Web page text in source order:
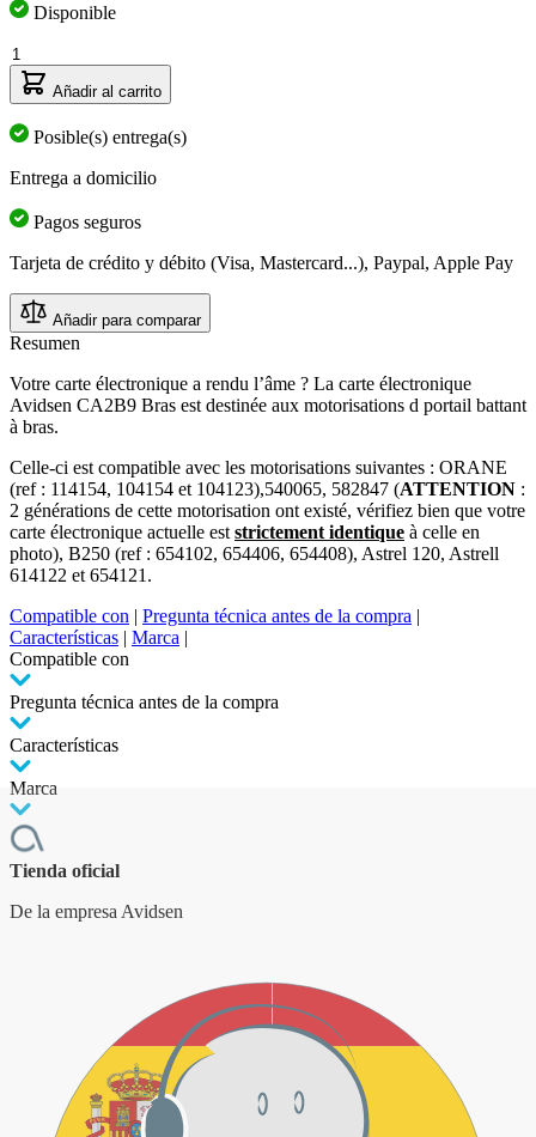
Disponible
Cantidad
Añadir al carrito
Posible(s) entrega(s)
Entrega a domicilio
Pagos seguros
Tarjeta de crédito y débito (Visa, Mastercard...), Paypal, Apple Pay
Añadir para comparar
Resumen
Votre carte électronique a rendu l’âme ? La carte électronique
Avidsen CA2B9 Bras est destinée aux motorisations d portail battant
à bras.
Celle-ci est compatible avec les motorisations suivantes : ORANE
(ref : 114154, 104154 et 104123),540065, 582847 (ATTENTION :
2 générations de cette motorisation ont existé, vérifiez bien que votre
carte électronique actuelle est strictement identique à celle en
photo), B250 (ref : 654102, 654406, 654408), Astrel 120, Astrell
614122 et 654121.
Compatible con | Pregunta técnica antes de la compra |
Características | Marca |
Compatible con
Pregunta técnica antes de la compra
Características
Marca
Tienda oficial
De la empresa Avidsen